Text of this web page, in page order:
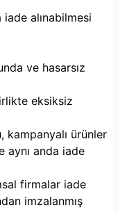
alınabilmesi
ve hasarsız
eksiksiz
ürünler
aynı anda iade
firmalar iade
imzalanmış